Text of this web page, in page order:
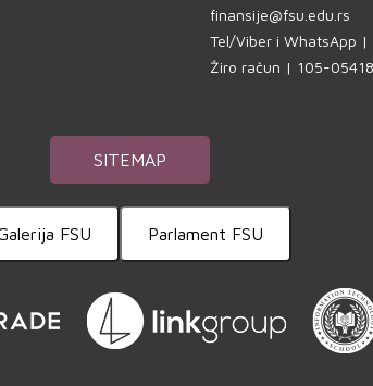
finansije@fsu.edu.rs
Tel/Viber i WhatsApp |
Žiro račun | 105-
SITEMAP
FSU Parlament FSU